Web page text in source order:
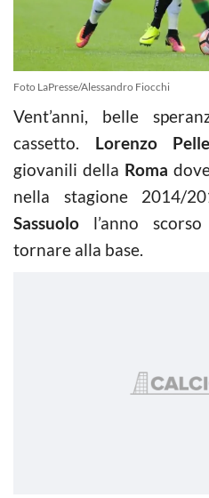
Foto LaPresse/Alessandro Fiocchi
Vent’anni, belle
cassetto. Lorenzo
giovanili della Roma
nella stagione 2014/
Sassuolo l’anno
tornare alla base.